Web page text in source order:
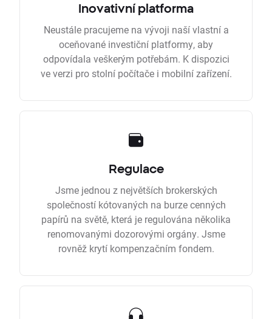
Inovativní platforma
Neustále pracujeme na vývoji naší vlastní a
oceňované investiční platformy, aby
odpovídala veškerým potřebám. K dispozici
ve verzi pro stolní počítače i mobilní zařízení.
Regulace
Jsme jednou z největších brokerských
společností kótovaných na burze cenných
papírů na světě, která je regulována několika
renomovanými dozorovými orgány. Jsme
rovněž krytí kompenzačním fondem.